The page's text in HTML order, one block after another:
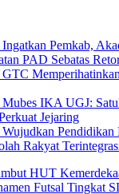
Ingatkan Pemkab,
PAD Sebatas
GTC
Mubes IKA UGJ:
Jejaring
Wujudkan Pendidikan
Rakyat
HUT
Futsal Tingkat